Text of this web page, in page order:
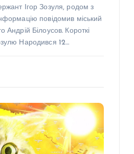
Ігор Зозуля, родом з
повідомив міський
Андрій Білоусов. Короткі
Народився 12…